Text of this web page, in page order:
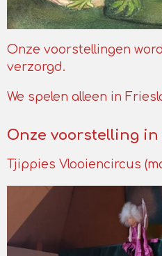
Onze voorstellingen
verzorgd.
We spelen alleen in
Onze voorstelling in
Tjippies Vlooiencircus